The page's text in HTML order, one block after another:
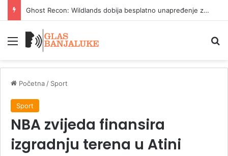
Ghost Recon: Wildlands dobija besplatno unapređenje za nove konzole
Meni
Početna / Sport
Sport
NBA zvijeda finansira
izgradnju terena u Atini